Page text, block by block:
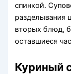
спинкой.
разделывания
вторых блюд,
оставшиеся
Куриный